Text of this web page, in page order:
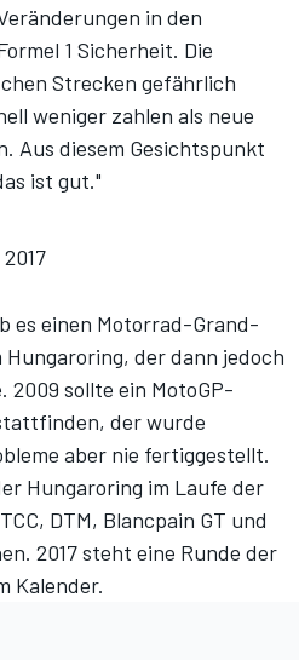
in den
1 Sicherheit. Die
Strecken gefährlich
weniger zahlen als neue
Aus diesem Gesichtspunkt
ist gut."
es einen Motorrad-Grand-
der dann jedoch
sollte ein MotoGP-
der wurde
aber nie fertiggestellt.
Hungaroring im Laufe der
DTM, Blancpain GT und
2017 steht eine Runde der
Kalender.